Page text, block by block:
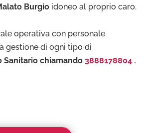
Burgio idoneo al proprio caro.
operativa con personale
gestione di ogni tipo di
Sanitario chiamando 3888178804 .